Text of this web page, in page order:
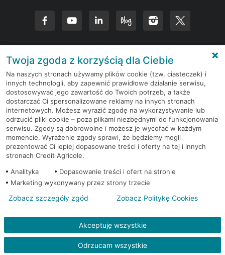
Napisz do nas
Dane adresowe
Regulamin serwisu
Polityka plikówCookies
Twoja zgoda z korzyścią dla Ciebie
Na naszych stronach używamy plików cookie (tzw. ciasteczek) i
innych technologii, aby zapewnić prawidłowe działanie serwisu,
dostosowywać jego zawartość do Twoich potrzeb, a także
dostarczać Ci spersonalizowane reklamy na innych stronach
internetowych. Możesz wyrazić zgodę na wykorzystywanie lub
odrzucić pliki cookie – poza plikami niezbędnymi do funkcjonowania
serwisu. Zgody są dobrowolne i możesz je wycofać w każdym
momencie. Wyrażenie zgody sprawi, że będziemy mogli
prezentować Ci lepiej dopasowane treści i oferty na tej i innych
stronach Credit Agricole.
Analityka
Dopasowanie treści i ofert na stronie
Marketing wykonywany przez strony trzecie
Akceptuję wszystkie
Odrzucam wszystkie
Zobacz szczegóły zgód Zobacz Politykę Cookies